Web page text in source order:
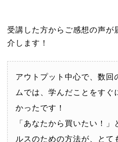
受講した方からご感想の声が
介します！
アウトプット中心で、数回
ムでは、学んだことをすぐ
かったです！
「あなたから買いたい！
ルスのための方法が、とて